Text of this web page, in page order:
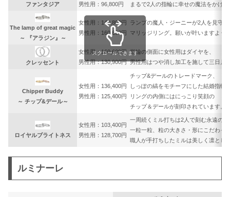
ファンタジア
男性用：96,800円
まるで2人の指輪に幸せの魔法をかけ
The lamp of great magic
～ 『アラジン』～
女性用：140,800円
男性用：160,600円
ランプの魔人・ジーニーが2人を見守る
マリッジリング。願いが叶いますよう
クレッセント
女性用：160,600円
男性用：130,900円
指輪の側面に女性用はダイヤを、
男性用はつや消し加工を施して三日月
Chipper Buddy
～ チップ&デール～
女性用：136,400円
男性用：125,400円
チップ&デールのトレードマーク、
しっぽの縞をモチーフにした結婚指輪
リングの内側にはにっこり笑顔の
チップ＆デールが刻印されています。
ロイヤルブライトネス
女性用：103,400円
男性用：128,700円
一周続くミル打ちは2人で刻む永遠の
一粒一粒、粒の大きさ・形にこだわっ
職人が手打ちしたミルは美しく凛とし
スクロールできます
ルミナーレ